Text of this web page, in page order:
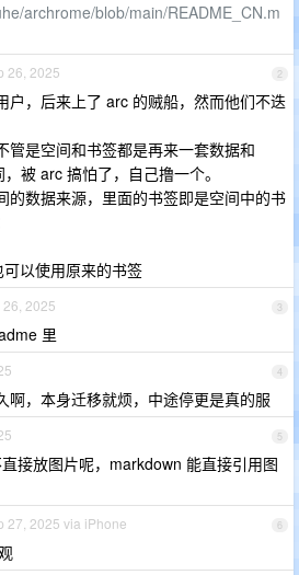
archrome/blob/main/README_CN.m
2
26, 2025
户，后来上了 arc 的贼船，然而他们不迭
管是空间和书签都是再来一套数据和
被 arc 搞怕了，自己撸一个。
的数据来源，里面的书签即是空间中的书
以使用原来的书签
3
26, 2025
里
4
啊，本身迁移就烦，中途停更是真的服
5
接放图片呢，markdown 能直接引用图
6
27, 2025 via iPhone